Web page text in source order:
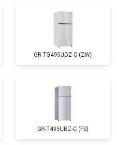
GR-TG495UDZ-C (ZW)
GR-T495UBZ-C (FS)